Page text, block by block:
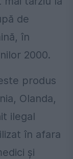
de
în
2000.
produs
Olanda,
ilegal
în afara
și